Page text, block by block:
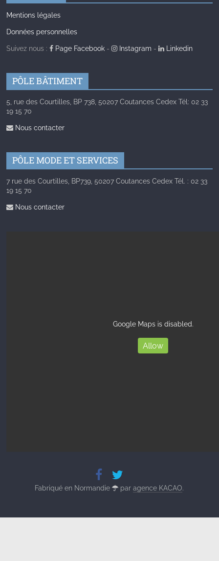
Mentions légales
Données personnelles
Suivez nous : Page Facebook - Instagram - Linkedin
PÔLE BÂTIMENT
5, rue des Courtilles, BP 738, 50207 Coutances Cedex Tél: 02 33
19 15 70
Nous contacter
PÔLE MODE ET SERVICES
7 rue des Courtilles, BP739, 50207 Coutances Cedex Tél. : 02 33
19 15 70
Nous contacter
Google Maps is disabled.
Allow
Fabriqué en Normandie paragence KACAO.